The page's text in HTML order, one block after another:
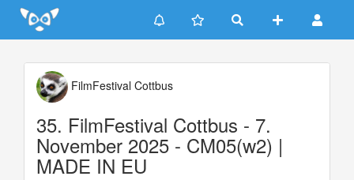
Update cookies preferences
FilmFestival Cottbus
35. FilmFestival Cottbus - 7.
November 2025 - CM05(w2) |
MADE IN EU